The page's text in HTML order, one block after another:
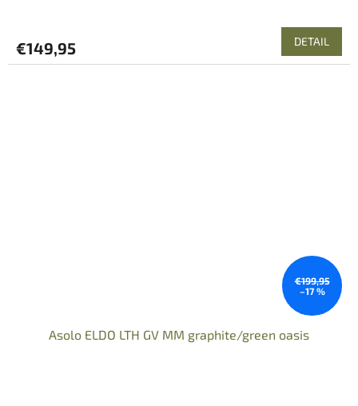
€149,95 DETAIL
€199,95
–17 %
Asolo ELDO LTH GV MM graphite/green oasis